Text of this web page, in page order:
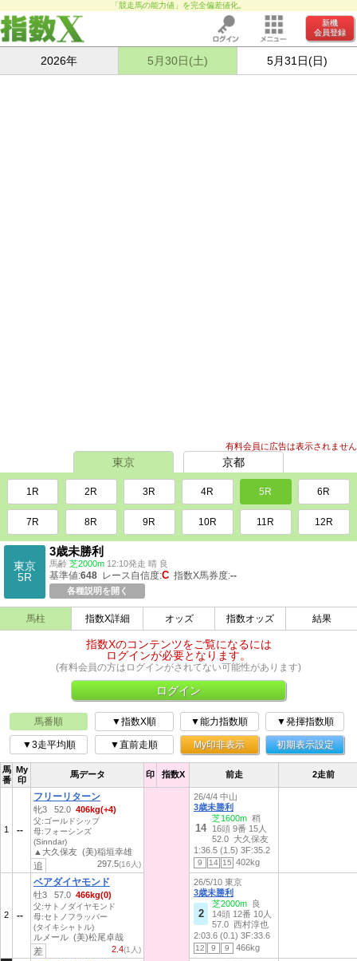
「競走馬の能力値」を完全偏差値化。
新機
会員登録
2026年 5月30日(土) 5月31日(日)
有料会員に広告は表示されません
東京 京都
1R 2R 3R 4R 5R 6R
7R 8R 9R 10R 11R 12R
東京
5R
3歳未勝利
馬齢 芝2000m 12:10発走 晴 良
基準値:648 レース自信度:C 指数X馬券度:--
各種説明を開く
馬柱 指数X詳細 オッズ 指数オッズ 結果
指数Xのコンテンツをご覧になるには
ログインが必要となります。
(有料会員の方はログインがされてない可能性があります)
ログイン
馬番順 ▼指数X順 ▼能力指数順 ▼発揮指数順
▼3走平均順 ▼直前走順 My印非表示 初期表示設定
馬
番
My
印
馬データ 印 指数X
1
フリーリターン
牝3 52.0 406kg(+4)
父:ゴールドシップ
母:フォーシンズ
(Sinndar)
▲大久保友 (美)稲垣幸雄
297.5(16人)
追
2
ベアダイヤモンド
牡3 57.0 466kg(0)
父:サトノダイヤモンド
母:セトノフラッパー
(タイキシャトル)
ルメール (美)松尾卓哉
2.4(1人)
差
前走 2走前
26/4/4 中山
3歳未勝利
14
芝1600m 稍
16頭 9番 15人
52.0 大久保友
1:36.5 (1.5) 3F:35.2
9 14 15 402kg
26/5/10 東京
3歳未勝利
2
芝2000m 良
14頭 12番 10人
57.0 西村淳也
2:03.6 (0.1) 3F:33.6
12 9 9 466kg